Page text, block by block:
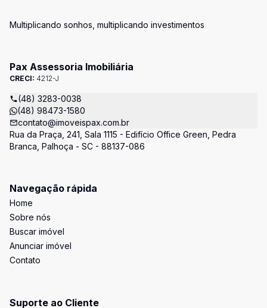
Multiplicando sonhos, multiplicando investimentos
Pax Assessoria Imobiliária
CRECI: 4212-J
(48) 3283-0038
(48) 98473-1580
contato@imoveispax.com.br
Rua da Praça, 241, Sala 1115 - Edifício Office Green, Pedra
Branca, Palhoça - SC - 88137-086
Navegação rápida
Home
Sobre nós
Buscar imóvel
Anunciar imóvel
Contato
Suporte ao Cliente